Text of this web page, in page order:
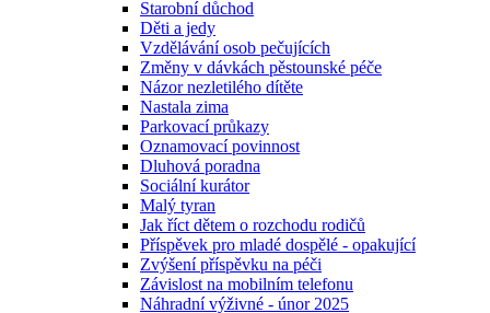
Starobní důchod
Děti a jedy
Vzdělávání osob pečujících
Změny v dávkách pěstounské péče
Názor nezletilého dítěte
Nastala zima
Parkovací průkazy
Oznamovací povinnost
Dluhová poradna
Sociální kurátor
Malý tyran
Jak říct dětem o rozchodu rodičů
Příspěvek pro mladé dospělé - opakující
Zvýšení příspěvku na péči
Závislost na mobilním telefonu
Náhradní výživné - únor 2025